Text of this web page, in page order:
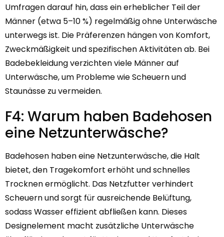
Umfragen darauf hin, dass ein erheblicher Teil der
Männer (etwa 5–10 %) regelmäßig ohne Unterwäsche
unterwegs ist. Die Präferenzen hängen von Komfort,
Zweckmäßigkeit und spezifischen Aktivitäten ab. Bei
Badebekleidung verzichten viele Männer auf
Unterwäsche, um Probleme wie Scheuern und
Staunässe zu vermeiden.
F4: Warum haben Badehosen
eine Netzunterwäsche?
Badehosen haben eine Netzunterwäsche, die Halt
bietet, den Tragekomfort erhöht und schnelles
Trocknen ermöglicht. Das Netzfutter verhindert
Scheuern und sorgt für ausreichende Belüftung,
sodass Wasser effizient abfließen kann. Dieses
Designelement macht zusätzliche Unterwäsche